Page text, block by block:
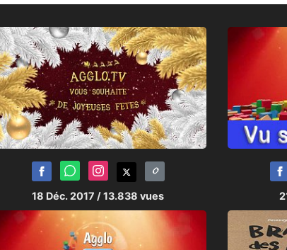
18 Déc. 2017 / 13.838 vues